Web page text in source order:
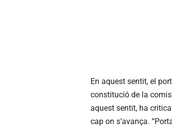
En aquest sentit, el
constitució de la
aquest sentit, ha
cap on s’avança.